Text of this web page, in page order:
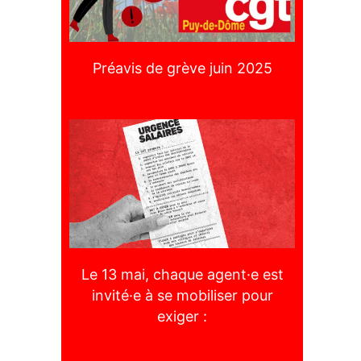
Préavis de grève juin 2025
Le 13 mai, chaque agent·e est
invité·e à se mobiliser pour
exiger :